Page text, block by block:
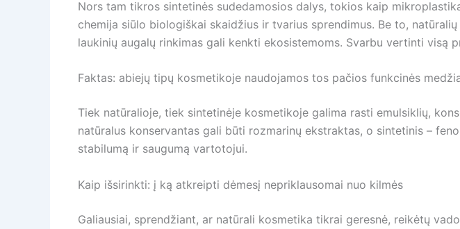
Nors tam tikros sintetinės sudedamosios dalys, tokios kaip
chemija siūlo biologiškai skaidžius ir tvarius sprendimus. Be to,
laukinių augalų rinkimas gali kenkti ekosistemoms. Svarbu vertinti visą
Faktas: abiejų tipų kosmetikoje naudojamos tos pačios funkcinės
Tiek natūralioje, tiek sintetinėje kosmetikoje galima rasti emulsiklių,
natūralus konservantas gali būti rozmarinų ekstraktas, o sintetinis –
stabilumą ir saugumą vartotojui.
Kaip išsirinkti: į ką atkreipti dėmesį nepriklausomai nuo kilmės
Galiausiai, sprendžiant, ar natūrali kosmetika tikrai geresnė, reikėtų